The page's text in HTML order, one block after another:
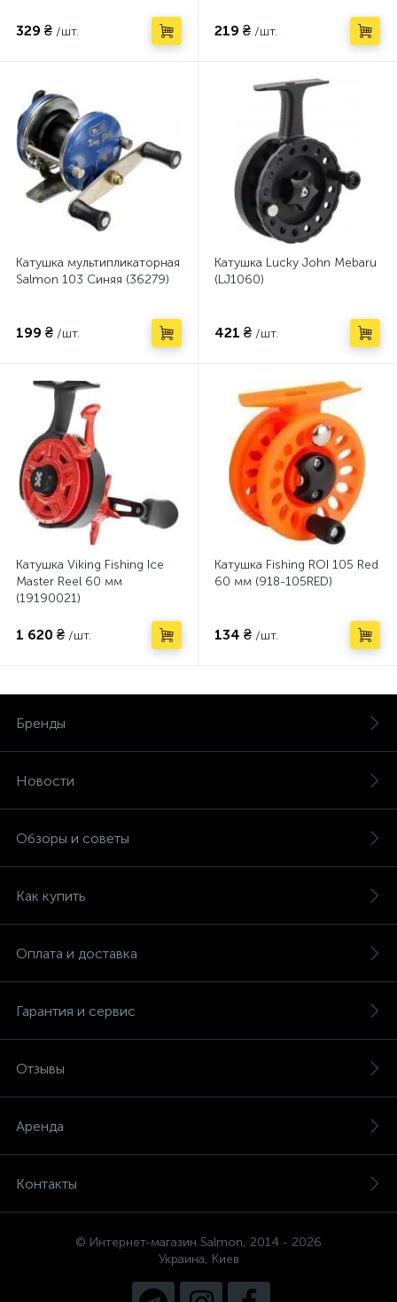
329 ₴ /шт. 219 ₴ /шт.
Катушка мультипликаторная
Salmon 103 Синяя (36279)
199 ₴ /шт.
Катушка Lucky John Mebaru
(LJ1060)
421 ₴ /шт.
Катушка Viking Fishing Ice
Master Reel 60 мм
(19190021)
1 620 ₴ /шт.
Катушка Fishing ROI 105 Red
60 мм (918-105RED)
134 ₴ /шт.
Бренды
Новости
Обзоры и советы
Как купить
Оплата и доставка
Гарантия и сервис
Отзывы
Аренда
Контакты
© Интернет-магазин Salmon, 2014 - 2026
Украина, Киев